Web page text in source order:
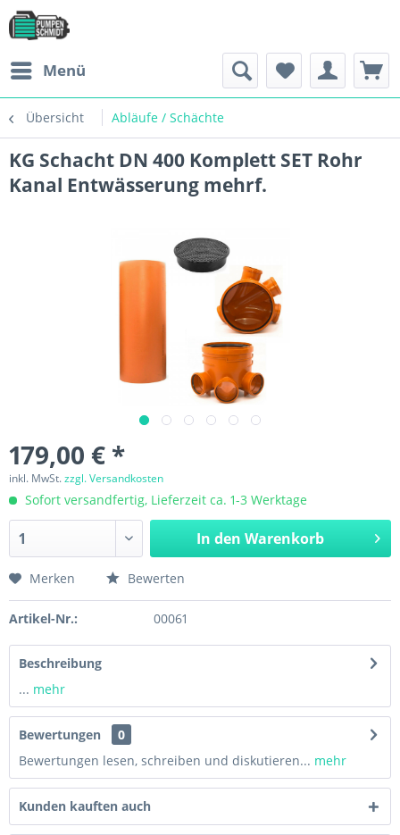
Menü
Übersicht Abläufe / Schächte
KG Schacht DN 400 Komplett SET Rohr
Kanal Entwässerung mehrf.
179,00 € *
inkl. MwSt.zzgl. Versandkosten
Sofort versandfertig, Lieferzeit ca. 1-3 Werktage
In den Warenkorb
Merken Bewerten
Artikel-Nr.: 00061
Beschreibung
... mehr
Bewertungen
0
Bewertungen lesen, schreiben und diskutieren... mehr
Kunden kauften auch